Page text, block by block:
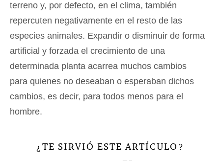
terreno y, por defecto, en el clima, también
repercuten negativamente en el resto de las
especies animales. Expandir o disminuir de forma
artificial y forzada el crecimiento de una
determinada planta acarrea muchos cambios
para quienes no deseaban o esperaban dichos
cambios, es decir, para todos menos para el
hombre.
¿ TE SIRVIÓ ESTE ARTÍCULO ?